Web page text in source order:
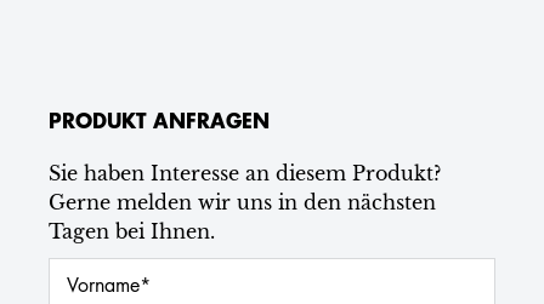
PRODUKT ANFRAGEN
Sie haben Interesse an diesem Produkt?
Gerne melden wir uns in den nächsten
Tagen bei Ihnen.